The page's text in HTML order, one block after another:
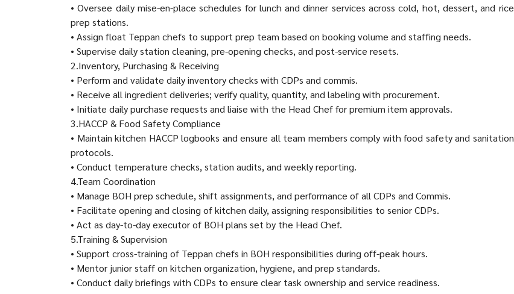
• Oversee daily mise-en-place schedules for lunch and dinner services across cold, hot, dessert, and rice
prep stations.
• Assign float Teppan chefs to support prep team based on booking volume and staffing needs.
• Supervise daily station cleaning, pre-opening checks, and post-service resets.
2.Inventory, Purchasing & Receiving
• Perform and validate daily inventory checks with CDPs and commis.
• Receive all ingredient deliveries; verify quality, quantity, and labeling with procurement.
• Initiate daily purchase requests and liaise with the Head Chef for premium item approvals.
3.HACCP & Food Safety Compliance
• Maintain kitchen HACCP logbooks and ensure all team members comply with food safety and sanitation
protocols.
• Conduct temperature checks, station audits, and weekly reporting.
4.Team Coordination
• Manage BOH prep schedule, shift assignments, and performance of all CDPs and Commis.
• Facilitate opening and closing of kitchen daily, assigning responsibilities to senior CDPs.
• Act as day-to-day executor of BOH plans set by the Head Chef.
5.Training & Supervision
• Support cross-training of Teppan chefs in BOH responsibilities during off-peak hours.
• Mentor junior staff on kitchen organization, hygiene, and prep standards.
• Conduct daily briefings with CDPs to ensure clear task ownership and service readiness.